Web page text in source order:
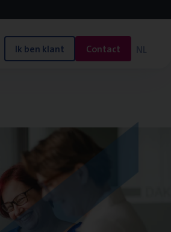
Ik ben klant Contact NL